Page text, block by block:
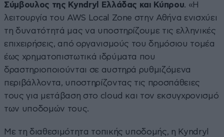
Σύμβουλος της Kyndryl Ελλάδας και Κύπρου. «Η
λειτουργία του AWS Local Zone στην Αθήνα ενισχύει
τη δυνατότητά μας να υποστηρίζουμε τις ελληνικές
επιχειρήσεις, από οργανισμούς του δημόσιου τομέα
έως χρηματοπιστωτικά ιδρύματα που
δραστηριοποιούνται σε αυστηρά ρυθμιζόμενα
περιβάλλοντα, υποστηρίζοντας τις προσπάθειες
τους για μετάβαση στο cloud και τον εκσυγχρονισμό
των υποδομών τους.
Με τη διαθεσιμότητα τοπικής υποδομής, η Kyndryl